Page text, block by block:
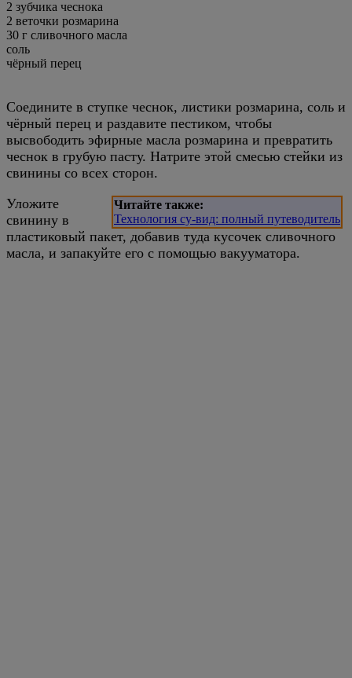
2 зубчика чеснока
2 веточки розмарина
30 г сливочного масла
соль
чёрный перец
Соедините в ступке чеснок, листики розмарина, соль и
чёрный перец и раздавите пестиком, чтобы
высвободить эфирные масла розмарина и превратить
чеснок в грубую пасту. Натрите этой смесью стейки из
свинины со всех сторон.
Читайте также:
Технология су-вид: полный путеводитель
Уложите
свинину в
пластиковый пакет, добавив туда кусочек сливочного
масла, и запакуйте его с помощью вакууматора.